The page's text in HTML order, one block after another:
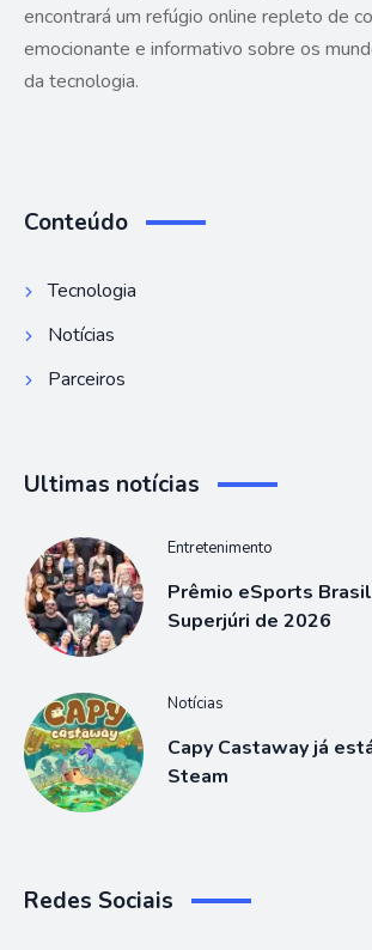
encontrará um refúgio online repleto de
emocionante e informativo sobre os
da tecnologia.
Conteúdo
Tecnologia
Notícias
Parceiros
Ultimas notícias
Entretenimento
Prêmio eSports
Superjúri de 2026
Notícias
Capy Castaway já
Steam
Redes Sociais